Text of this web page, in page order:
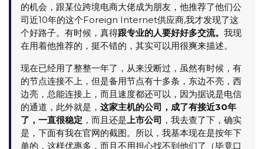
的机会，跟某位跨境电商大佬成为朋友，他推荐了他们公
司近10年的这个Foreign Internet供应商,我才发现了这
个好路子。有时候，真得跟专业的人要好好多交流。 我现
在用着他推荐的，挺不错的，其实可以用很爽来描述。
现在已经用了整整一年了，从来没断过，虽然有时候，有
的节点连接不上，但是备用节点有十多条，东边不亮，西
边亮，总能连接上，而且速度都还可以，因为据说是电信
的通道，此外就是， 这家主机的公司，成了有接近30年
了，一直很稳定 ，而且还是上市公司 ，我去查了下，确实
是，下面有我在官网的截图。所以，我基本现在是按年下
单的，这样优惠多，而且不用担心找不到他们了（毕竟口